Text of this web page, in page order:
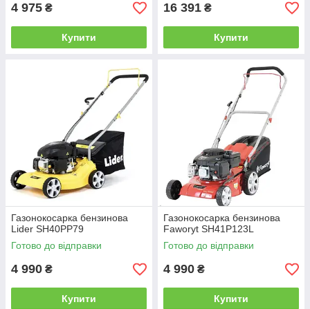
4 975 ₴
Купити
16 391 ₴
Купити
Газонокосарка бензинова
Lider SH40PP79
Готово до відправки
4 990 ₴
Купити
Газонокосарка бензинова
Faworyt SH41P123L
Готово до відправки
4 990 ₴
Купити